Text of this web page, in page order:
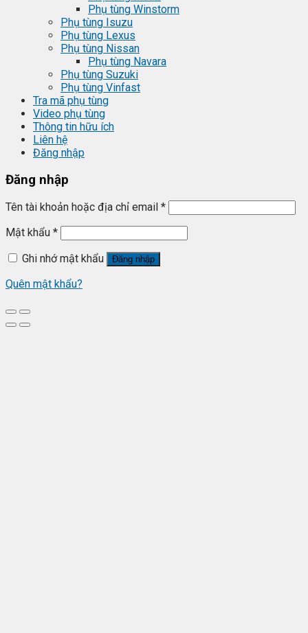
Phụ tùng Winstorm
Phụ tùng Isuzu
Phụ tùng Lexus
Phụ tùng Nissan
Phụ tùng Navara
Phụ tùng Suzuki
Phụ tùng Vinfast
Tra mã phụ tùng
Video phụ tùng
Thông tin hữu ích
Liên hệ
Đăng nhập
Đăng nhập
Tên tài khoản hoặc địa chỉ email *
Mật khẩu *
Ghi nhớ mật khẩu
Đăng nhập
Quên mật khẩu?